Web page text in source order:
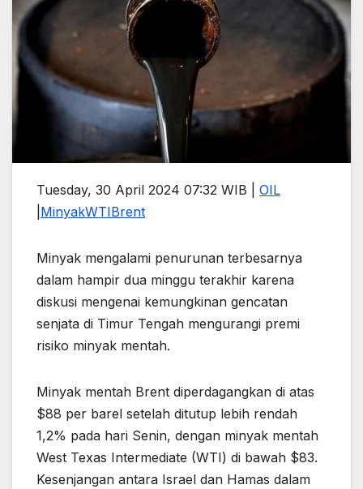
Tuesday, 30 April 2024 07:32 WIB | OIL
MinyakWTIBrent
Minyak mengalami penurunan terbesarnya
dalam hampir dua minggu terakhir karena
diskusi mengenai kemungkinan gencatan
senjata di Timur Tengah mengurangi premi
risiko minyak mentah.
Minyak mentah Brent diperdagangkan di atas
$88 per barel setelah ditutup lebih rendah
1,2% pada hari Senin, dengan minyak mentah
West Texas Intermediate (WTI) di bawah $83.
Kesenjangan antara Israel dan Hamas dalam